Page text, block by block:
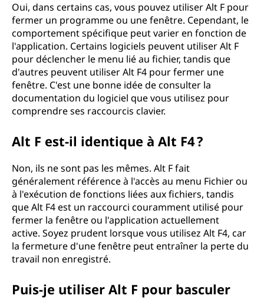
Oui, dans certains cas, vous pouvez utiliser Alt F pour
fermer un programme ou une fenêtre. Cependant, le
comportement spécifique peut varier en fonction de
l'application. Certains logiciels peuvent utiliser Alt F
pour déclencher le menu lié au fichier, tandis que
d'autres peuvent utiliser Alt F4 pour fermer une
fenêtre. C'est une bonne idée de consulter la
documentation du logiciel que vous utilisez pour
comprendre ses raccourcis clavier.
Alt F est-il identique à Alt F4 ?
Non, ils ne sont pas les mêmes. Alt F fait
généralement référence à l'accès au menu Fichier ou
à l'exécution de fonctions liées aux fichiers, tandis
que Alt F4 est un raccourci couramment utilisé pour
fermer la fenêtre ou l'application actuellement
active. Soyez prudent lorsque vous utilisez Alt F4, car
la fermeture d'une fenêtre peut entraîner la perte du
travail non enregistré.
Puis-je utiliser Alt F pour basculer